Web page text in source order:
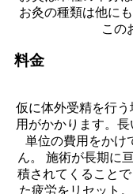
お灸の種類は他に
この
料金
仮に体外受精を行
用がかかります。長
単位の費用をかけ
ん。 施術が長期に
積されてくること
た疲労をリセット